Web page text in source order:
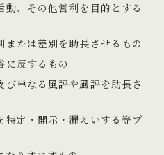
、その他営利を目的とする
または差別を助長させるもの
に反するもの
び単なる風評や風評を助長さ
特定・開示・漏えいする等プ